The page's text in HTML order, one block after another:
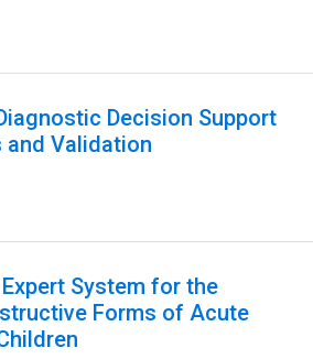
Decision Support
and Validation
System for the
Forms of Acute